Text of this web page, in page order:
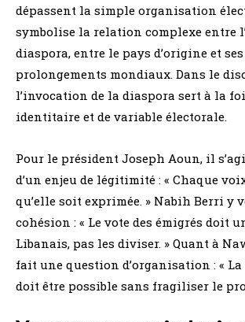
dépassent la simple organisation
symbolise la relation complexe entre
diaspora, entre le pays d’origine et ses
prolongements mondiaux. Dans le
l’invocation de la diaspora sert à la
identitaire et de variable électorale.
Pour le président Joseph Aoun, il
d’un enjeu de légitimité : « Chaque
qu’elle soit exprimée. » Nabih Berri y
cohésion : « Le vote des émigrés doit
Libanais, pas les diviser. » Quant à
fait une question d’organisation : «
doit être possible sans fragiliser le